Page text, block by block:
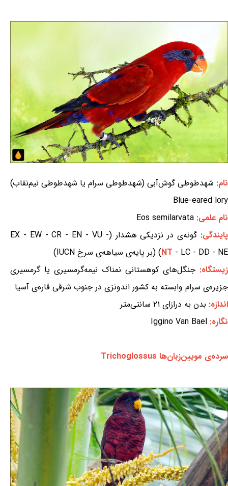
نام: شهدطوطی گوش‌آبی (شهدطوطی سرام یا شهدطوطی نیم‌نقاب)
Blue-eared lory
نام علمی: Eos semilarvata
پایندگی:گونه‌ی در نزدیکی هشدار (EX - EW - CR - EN - VU -
NT - LC - DD - NE) (بر پایه‌ی سیاهه‌ی سرخ IUCN)
زیستگاه: جنگل‌های کوهستانی نمناک نیمه‌گرمسیری یا گرمسیری
جزیره‌ی سرام وابسته به کشور اندونزی در جنوب شرقی قاره‌ی آسیا
اندازه: بدن به درازای ۲۱ سانتی‌متر
نگاره: Iggino Van Bael
سرده‌ی مویین‌زبان‌ها Trichoglossus